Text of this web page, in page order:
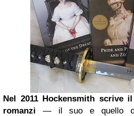
Nel 2011 Hockensmith scrive il
romanzi — il suo e quello di